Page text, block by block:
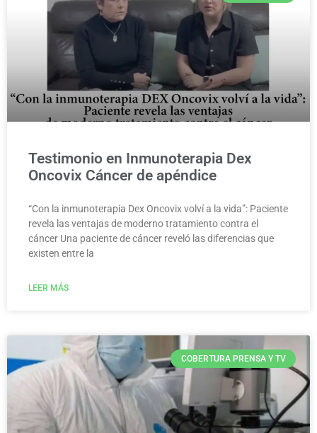
Testimonio en Inmunoterapia Dex
Oncovix Cáncer de apéndice
“Con la inmunoterapia Dex Oncovix volví a la vida”: Paciente
revela las ventajas de moderno tratamiento contra el
cáncer Una paciente de cáncer reveló las diferencias que
existen entre la
LEER MÁS
COBERTURA PRENSA Y TV